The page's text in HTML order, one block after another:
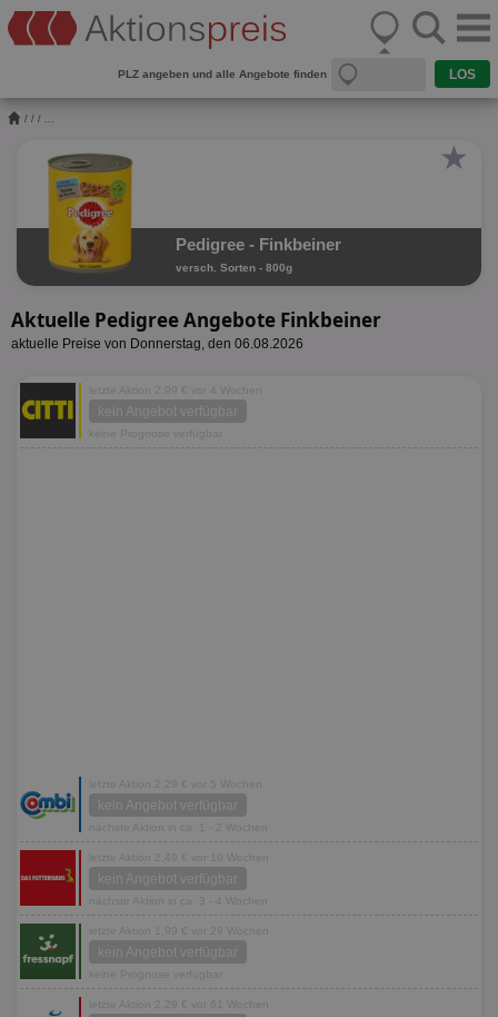
PLZ angeben und alle Angebote finden
/ / / ...
★
Pedigree - Finkbeiner
versch. Sorten - 800g
Aktuelle Pedigree Angebote Finkbeiner
aktuelle Preise von Donnerstag, den 06.08.2026
letzte Aktion 2,99 € vor 4 Wochen
kein Angebot verfügbar
keine Prognose verfügbar
letzte Aktion 2,29 € vor 5 Wochen
kein Angebot verfügbar
nächste Aktion in ca. 1 - 2 Wochen
letzte Aktion 2,49 € vor 10 Wochen
kein Angebot verfügbar
nächste Aktion in ca. 3 - 4 Wochen
letzte Aktion 1,99 € vor 29 Wochen
kein Angebot verfügbar
keine Prognose verfügbar
letzte Aktion 2,29 € vor 61 Wochen